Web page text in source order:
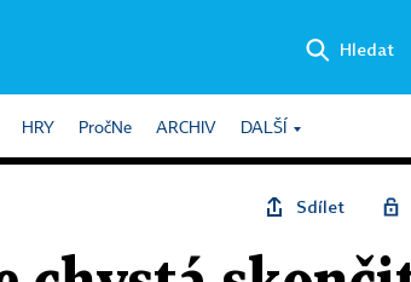
Hledat
HRY PročNe ARCHIV DALŠÍ
Sdílet